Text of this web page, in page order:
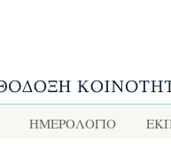
ΗΜΕΡΟΛΟΓΙΟ